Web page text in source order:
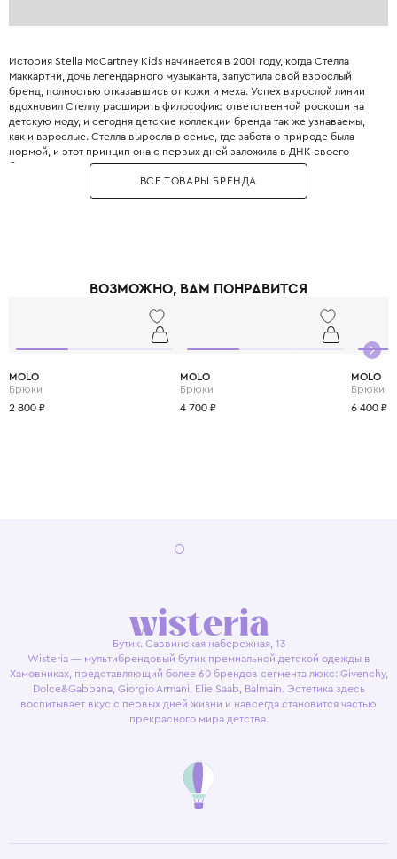
История Stella McCartney Kids начинается в 2001 году, когда Стелла
Маккартни, дочь легендарного музыканта, запустила свой взрослый
бренд, полностью отказавшись от кожи и меха. Успех взрослой линии
вдохновил Стеллу расширить философию ответственной роскоши на
детскую моду, и сегодня детские коллекции бренда так же узнаваемы,
как и взрослые. Стелла выросла в семье, где забота о природе была
нормой, и этот принцип она с первых дней заложила в ДНК своего
бренда. Бренд использует только инновационные экологичные
материалы: органический хлопок, переработанный полиэстер, вискозу
из вторичного сырья и запатентованные веганские материалы. Яркие
принципам slow fashion: каждая вещь остаётся актуальной не один
ВСЕ ТОВАРЫ БРЕНДА
ВОЗМОЖНО, ВАМ ПОНРАВИТСЯ
MOLO
Брюки
2 800 ₽
MOLO
Брюки
4 700 ₽
MOLO
Брюки
6 400 ₽
Бутик. Саввинская набережная, 13
Wisteria — мультибрендовый бутик премиальной детской одежды в
Хамовниках, представляющий более 60 брендов сегмента люкс: Givenchy,
Dolce&Gabbana, Giorgio Armani, Elie Saab, Balmain. Эстетика здесь
воспитывает вкус с первых дней жизни и навсегда становится частью
прекрасного мира детства.